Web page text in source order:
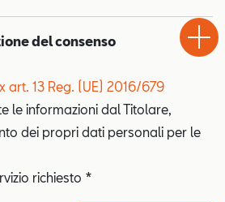
del consenso
art. 13 Reg. (UE) 2016/679
le informazioni dal Titolare,
dei propri dati personali per le
richiesto *
Drive
Chiama